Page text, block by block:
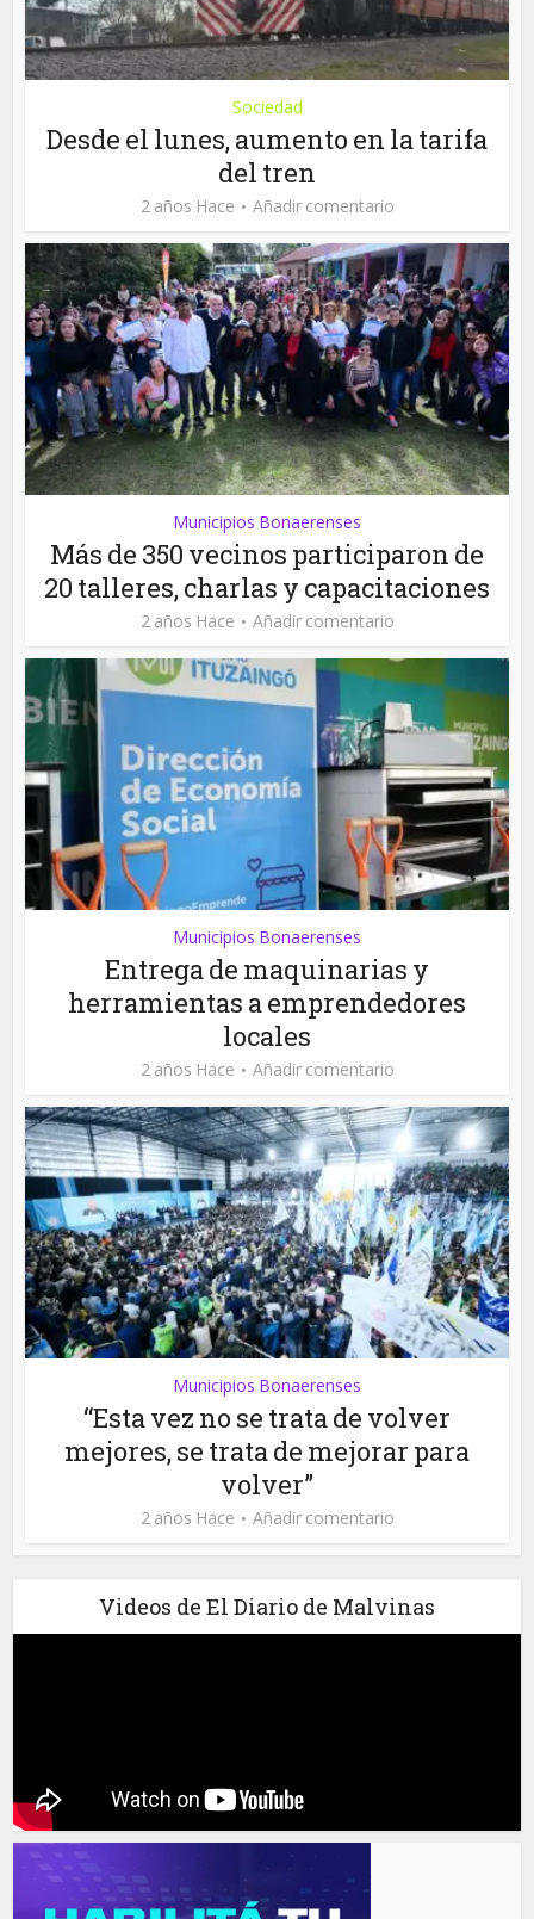
Sociedad
Desde el lunes, aumento en la tarifa
del tren
2 años Hace Añadir comentario
Municipios Bonaerenses
Más de 350 vecinos participaron de
20 talleres, charlas y capacitaciones
2 años Hace Añadir comentario
Municipios Bonaerenses
Entrega de maquinarias y
herramientas a emprendedores
locales
2 años Hace Añadir comentario
Municipios Bonaerenses
“Esta vez no se trata de volver
mejores, se trata de mejorar para
volver”
2 años Hace Añadir comentario
Videos de El Diario de Malvinas